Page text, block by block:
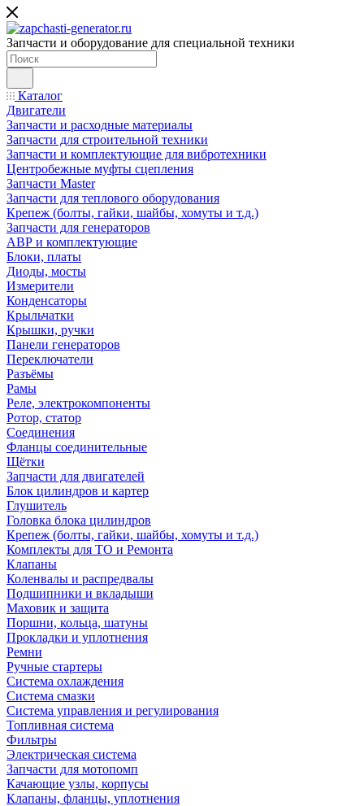
Запчасти и оборудование для специальной техники
Каталог
Двигатели
Запчасти и расходные материалы
Запчасти для строительной техники
Запчасти и комплектующие для вибротехники
Центробежные муфты сцепления
Запчасти Master
Запчасти для теплового оборудования
Крепеж (болты, гайки, шайбы, хомуты и т.д.)
Запчасти для генераторов
АВР и комплектующие
Блоки, платы
Диоды, мосты
Измерители
Конденсаторы
Крыльчатки
Крышки, ручки
Панели генераторов
Переключатели
Разъёмы
Рамы
Реле, электрокомпоненты
Ротор, статор
Соединения
Фланцы соединительные
Щётки
Запчасти для двигателей
Блок цилиндров и картер
Глушитель
Головка блока цилиндров
Крепеж (болты, гайки, шайбы, хомуты и т.д.)
Комплекты для ТО и Ремонта
Клапаны
Коленвалы и распредвалы
Подшипники и вкладыши
Маховик и защита
Поршни, кольца, шатуны
Прокладки и уплотнения
Ремни
Ручные стартеры
Система охлаждения
Система смазки
Система управления и регулирования
Топливная система
Фильтры
Электрическая система
Запчасти для мотопомп
Качающие узлы, корпусы
Клапаны, фланцы, уплотнения